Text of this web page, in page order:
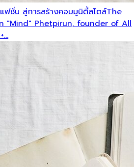
ฟชั่น สู่การสร้างคอมมูนิตี้สไตล์The
"Mind" Phetpirun, founder of All